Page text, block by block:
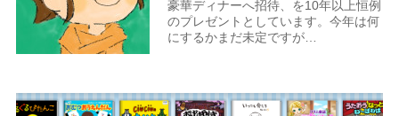
豪華ディナーへ招待、を10年以上恒例
のプレゼントとしています。今年は何
にするかまだ未定ですが…